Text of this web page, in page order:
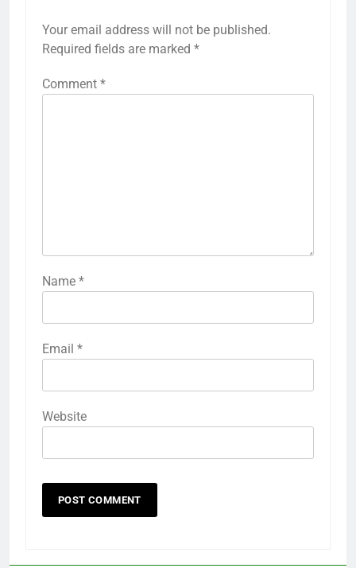
Your email address will not be published.
Required fields are marked *
Comment *
Name *
Email *
Website